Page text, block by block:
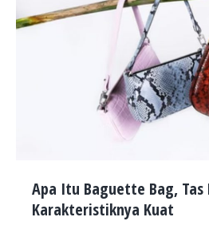
Apa Itu Baguette Bag, Tas
Karakteristiknya Kuat